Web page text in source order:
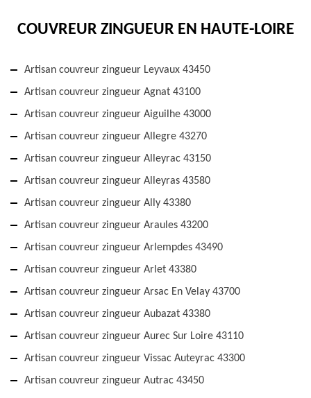
COUVREUR ZINGUEUR EN HAUTE-LOIRE
Artisan couvreur zingueur Leyvaux 43450
Artisan couvreur zingueur Agnat 43100
Artisan couvreur zingueur Aiguilhe 43000
Artisan couvreur zingueur Allegre 43270
Artisan couvreur zingueur Alleyrac 43150
Artisan couvreur zingueur Alleyras 43580
Artisan couvreur zingueur Ally 43380
Artisan couvreur zingueur Araules 43200
Artisan couvreur zingueur Arlempdes 43490
Artisan couvreur zingueur Arlet 43380
Artisan couvreur zingueur Arsac En Velay 43700
Artisan couvreur zingueur Aubazat 43380
Artisan couvreur zingueur Aurec Sur Loire 43110
Artisan couvreur zingueur Vissac Auteyrac 43300
Artisan couvreur zingueur Autrac 43450